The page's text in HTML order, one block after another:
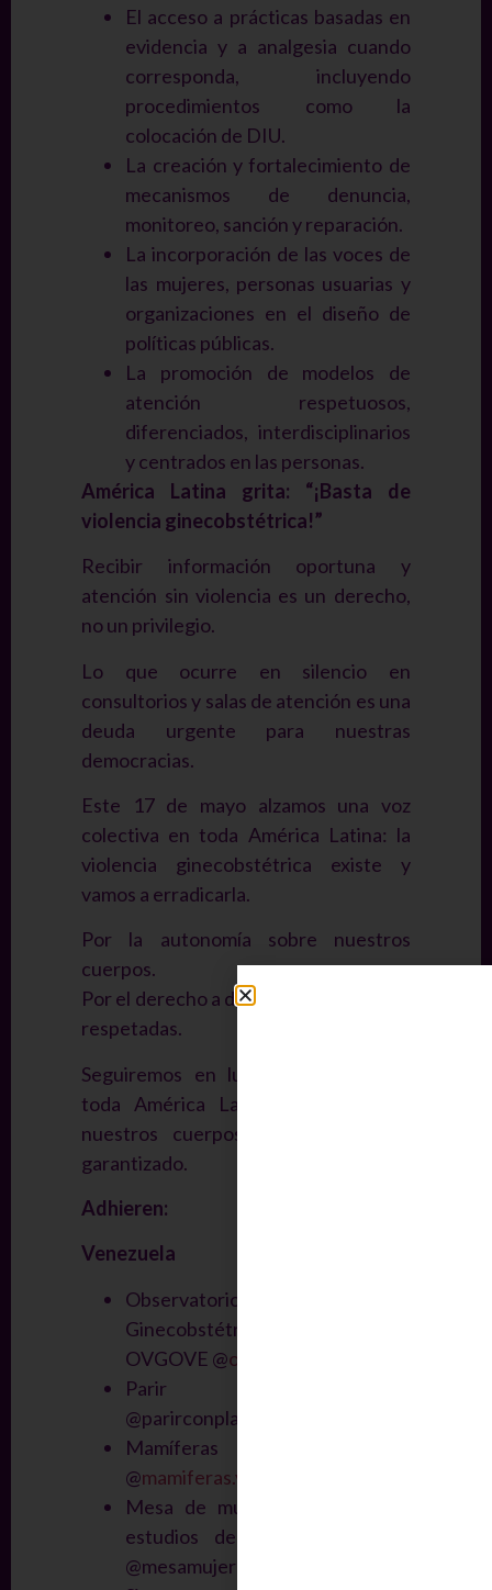
El acceso a prácticas basadas en
evidencia y a analgesia cuando
corresponda, incluyendo
procedimientos como la
colocación de DIU.
La creación y fortalecimiento de
mecanismos de denuncia,
monitoreo, sanción y reparación.
La incorporación de las voces de
las mujeres, personas usuarias y
organizaciones en el diseño de
políticas públicas.
La promoción de modelos de
atención respetuosos,
diferenciados, interdisciplinarios
y centrados en las personas.
América Latina grita: “¡Basta de
violencia ginecobstétrica!”
Recibir información oportuna y
atención sin violencia es un derecho,
no un privilegio.
Lo que ocurre en silencio en
consultorios y salas de atención es una
deuda urgente para nuestras
democracias.
Este 17 de mayo alzamos una voz
colectiva en toda América Latina: la
violencia ginecobstétrica existe y
vamos a erradicarla.
Por la autonomía sobre nuestros
cuerpos.
Por el derecho a decidir, a saber y a ser
respetadas.
Seguiremos en lucha hasta que en
toda América Latina, decidir sobre
nuestros cuerpos sea un derecho
garantizado.
Adhieren:
Venezuela
Observatorio de Violencia
Ginecobstétrica de Venezuela
OVGOVE @observatoriovgo.ve
Parir con Placer
@parirconplacer.ve
Mamíferas de Venezuela
@mamiferas.v
Mesa de mujeres, diversidad y
estudios de la vida cotidiana
@mesamujeresyevc